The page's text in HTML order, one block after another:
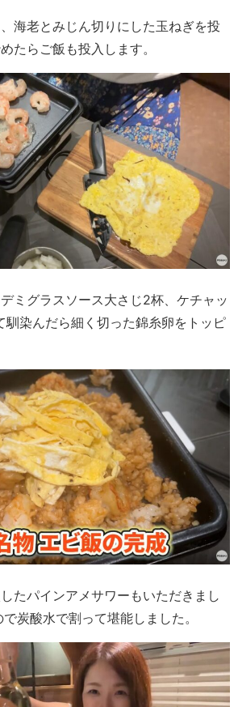
海老とみじん切りにした玉ねぎを投
たらご飯も投入します。
ミグラスソース大さじ2杯、ケチャッ
馴染んだら細く切った錦糸卵をトッピ
たパインアメサワーもいただきまし
炭酸水で割って堪能しました。